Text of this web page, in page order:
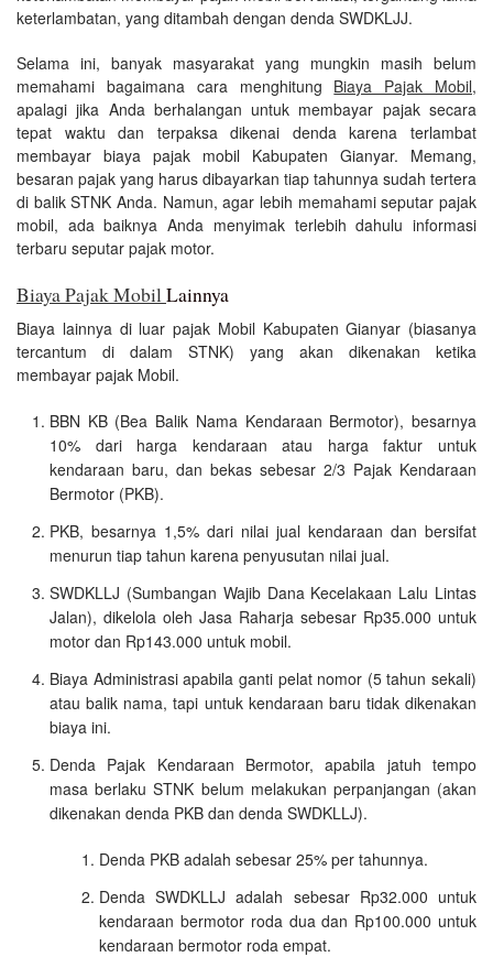
keterlambatan, yang ditambah dengan denda SWDKLJJ.
Selama ini, banyak masyarakat yang mungkin masih belum
memahami bagaimana cara menghitung Biaya Pajak Mobil,
apalagi jika Anda berhalangan untuk membayar pajak secara
tepat waktu dan terpaksa dikenai denda karena terlambat
membayar biaya pajak mobil Kabupaten Gianyar. Memang,
besaran pajak yang harus dibayarkan tiap tahunnya sudah tertera
di balik STNK Anda. Namun, agar lebih memahami seputar pajak
mobil, ada baiknya Anda menyimak terlebih dahulu informasi
terbaru seputar pajak motor.
Biaya Pajak MobilLainnya
Biaya lainnya di luar pajak Mobil Kabupaten Gianyar (biasanya
tercantum di dalam STNK) yang akan dikenakan ketika
membayar pajak Mobil.
BBN KB (Bea Balik Nama Kendaraan Bermotor), besarnya
10% dari harga kendaraan atau harga faktur untuk
kendaraan baru, dan bekas sebesar 2/3 Pajak Kendaraan
Bermotor (PKB).
PKB, besarnya 1,5% dari nilai jual kendaraan dan bersifat
menurun tiap tahun karena penyusutan nilai jual.
SWDKLLJ (Sumbangan Wajib Dana Kecelakaan Lalu Lintas
Jalan), dikelola oleh Jasa Raharja sebesar Rp35.000 untuk
motor dan Rp143.000 untuk mobil.
Biaya Administrasi apabila ganti pelat nomor (5 tahun sekali)
atau balik nama, tapi untuk kendaraan baru tidak dikenakan
biaya ini.
Denda Pajak Kendaraan Bermotor, apabila jatuh tempo
masa berlaku STNK belum melakukan perpanjangan (akan
dikenakan denda PKB dan denda SWDKLLJ).
Denda PKB adalah sebesar 25% per tahunnya.
Denda SWDKLLJ adalah sebesar Rp32.000 untuk
kendaraan bermotor roda dua dan Rp100.000 untuk
kendaraan bermotor roda empat.